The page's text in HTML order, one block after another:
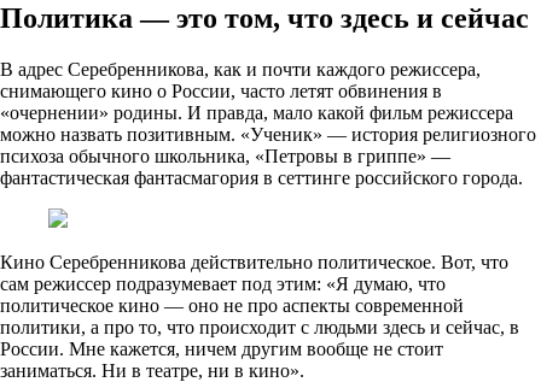
Политика — это том, что здесь и сейчас
В адрес Серебренникова, как и почти каждого режиссера,
снимающего кино о России, часто летят обвинения в
«очернении» родины. И правда, мало какой фильм режиссера
можно назвать позитивным. «Ученик» — история религиозного
психоза обычного школьника, «Петровы в гриппе» —
фантастическая фантасмагория в сеттинге российского города.
Кино Серебренникова действительно политическое. Вот, что
сам режиссер подразумевает под этим: «Я думаю, что
политическое кино — оно не про аспекты современной
политики, а про то, что происходит с людьми здесь и сейчас, в
России. Мне кажется, ничем другим вообще не стоит
заниматься. Ни в театре, ни в кино».